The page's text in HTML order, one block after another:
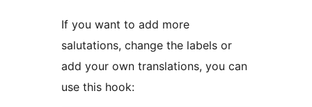
If you want to add more
salutations, change the labels or
add your own translations, you can
use this hook: